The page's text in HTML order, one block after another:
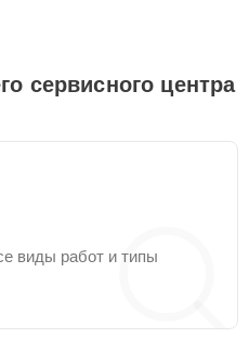
сервисного центра
виды работ и типы